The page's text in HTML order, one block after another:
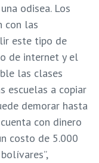
odisea. Los
con las
este tipo de
de internet y el
las clases
escuelas a copiar
demorar hasta
con dinero
costo de 5.000